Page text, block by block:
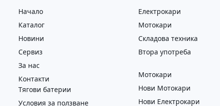
Начало
Каталог
Новини
Сервиз
За нас
Контакти
Тягови батерии
Условия за ползване
Електрокари
Мотокари
Складова техника
Втора употреба
Мотокари
Нови Мотокари
Нови Електрокари